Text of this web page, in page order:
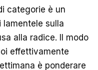
categorie è un
sulla
alla radice. Il modo
effettivamente
è ponderare